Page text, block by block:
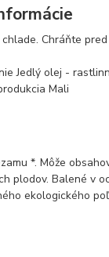
Chráňte
Jedlý olej -
Mali
*. Môže
plodov. Balené v
ekologického